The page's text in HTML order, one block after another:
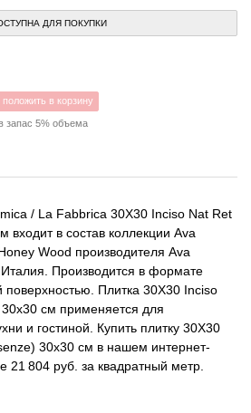
ДЛЯ ПОКУПКИ
положить в корзину
запас 5% объема
/ La Fabbrica 30X30 Inciso Nat Ret
входит в состав коллекции Ava
Wood производителя Ava
Производится в формате
поверхностью. Плитка 30X30 Inciso
см применяется для
и гостиной. Купить плитку 30X30
30x30 см в нашем интернет-
21 804 руб. за квадратный метр.